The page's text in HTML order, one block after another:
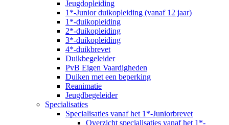
Jeugdopleiding
1*-Junior duikopleiding (vanaf 12 jaar)
1*-duikopleiding
2*-duikopleiding
3*-duikopleiding
4*-duikbrevet
Duikbegeleider
PvB Eigen Vaardigheden
Duiken met een beperking
Reanimatie
Jeugdbegeleider
Specialisaties
Specialisaties vanaf het 1*-Juniorbrevet
Overzicht specialisaties vanaf het 1*-